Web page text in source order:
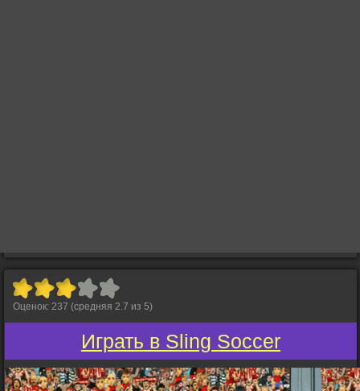
Оценок: 237 (средняя 2.7 из 5)
Играть в Sling Soccer